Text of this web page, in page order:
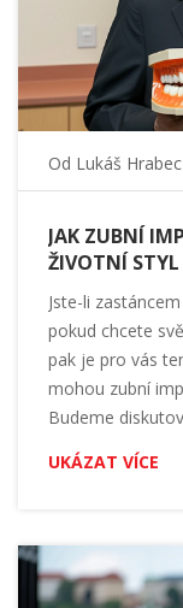
Od Lukáš Hrabec
JAK ZUBNÍ
ŽIVOTNÍ STYL
Jste-li
pokud chcete
pak je pro vás
mohou zubní
Budeme
přispívají k
pozitivně ovlivnit
UKÁZAT VÍCE